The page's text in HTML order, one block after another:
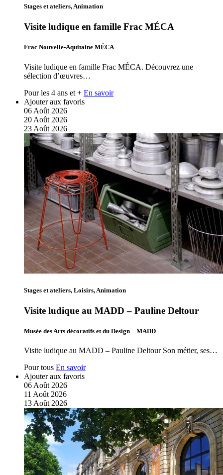
Stages et ateliers, Animation
Visite ludique en famille Frac MÉCA
Frac Nouvelle-Aquitaine MÉCA
Visite ludique en famille Frac MÉCA. Découvrez une
sélection d’œuvres…
Pour les 4 ans et + En savoir
Ajouter aux favoris
06 Août 2026
20 Août 2026
23 Août 2026
Stages et ateliers, Loisirs, Animation
Visite ludique au MADD – Pauline Deltour
Musée des Arts décoratifs et du Design – MADD
Visite ludique au MADD – Pauline Deltour Son métier, ses…
Pour tous En savoir
Ajouter aux favoris
06 Août 2026
11 Août 2026
13 Août 2026